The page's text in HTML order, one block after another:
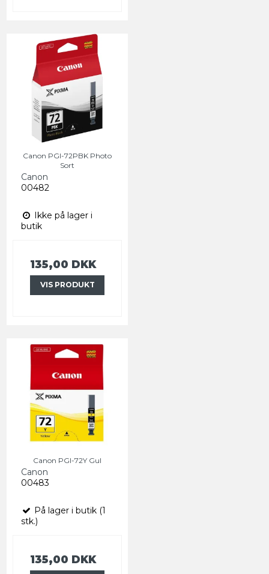
Canon PGI-72PBK Photo
Sort
Canon
00482
Ikke på lager i
butik
135,00 DKK
VIS PRODUKT
Canon PGI-72Y Gul
Canon
00483
På lager i butik (1
stk.)
135,00 DKK